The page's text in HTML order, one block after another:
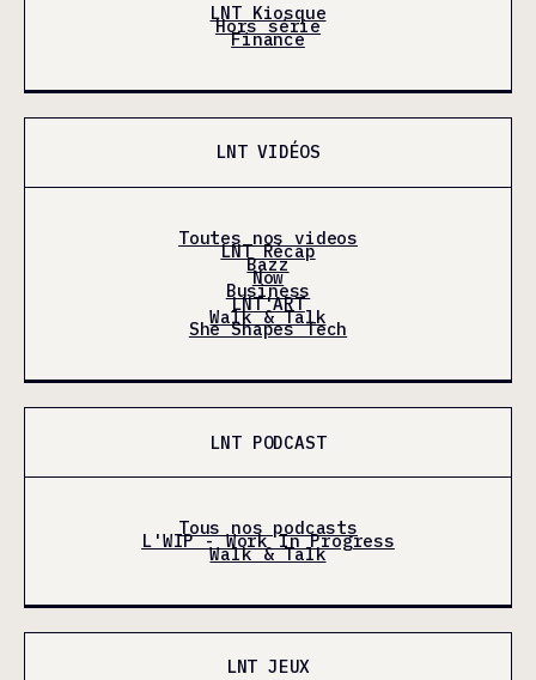
LNT Kiosque
Hors série
Finance
LNT VIDÉOS
Toutes nos videos
LNT Récap
Bazz
Now
Business
LNT'ART
Walk & Talk
She Shapes Tech
LNT PODCAST
Tous nos podcasts
L'WIP - Work In Progress
Walk & Talk
LNT JEUX